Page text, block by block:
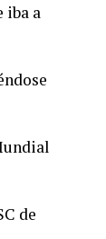
iba a
de